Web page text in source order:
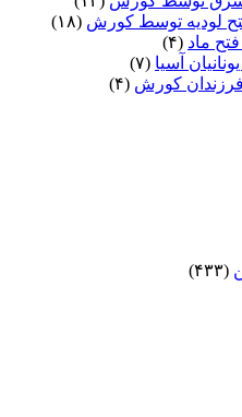
لودیه توسط کورش (۱۸)
ماد (۴)
آسیا (۷)
کورش (۴)
(۴۳۳)